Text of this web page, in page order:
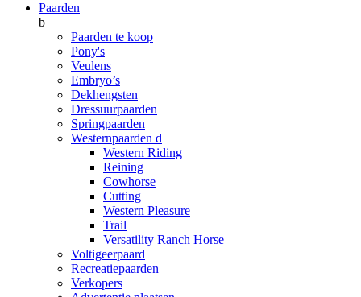
Paarden
b
Paarden te koop
Pony's
Veulens
Embryo’s
Dekhengsten
Dressuurpaarden
Springpaarden
Westernpaarden d
Western Riding
Reining
Cowhorse
Cutting
Western Pleasure
Trail
Versatility Ranch Horse
Voltigeerpaard
Recreatiepaarden
Verkopers